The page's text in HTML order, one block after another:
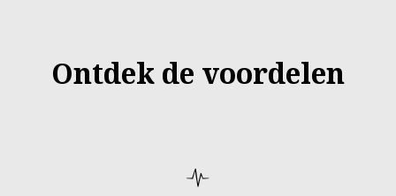
Ontdek de voordelen